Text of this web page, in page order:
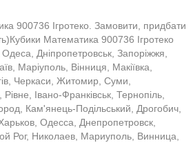
900736 Ігротеко. Замовити, придбати
Математика 900736 Ігротеко
Дніпропетровськ, Запоріжжя,
Маріуполь, Вінниця, Макіївка,
Черкаси, Житомир, Суми,
Івано-Франківськ, Тернопіль,
Кам'янець-Подільський, Дрогобич,
Одесса, Днепропетровск,
Рог, Николаев, Мариуполь, Винница,